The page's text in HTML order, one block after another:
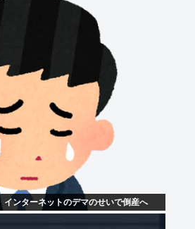
インターネットのデマのせいで倒産へ